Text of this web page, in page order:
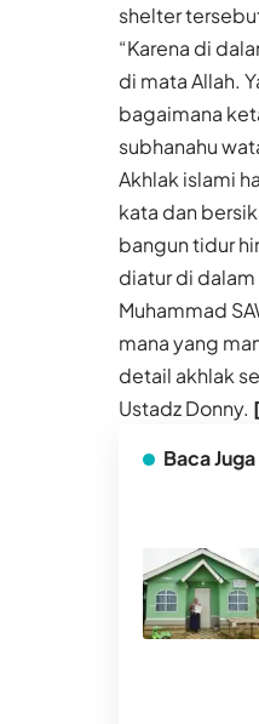
shelter
“Karena di
di mata Allah.
bagaimana
subhanahu
Akhlak islami
kata dan
bangun tidur
diatur di dalam
Muhammad
mana yang
detail akhlak
Ustadz Donny.
Baca Juga